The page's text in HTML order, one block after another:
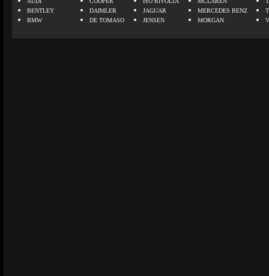
BENTLEY
BMW
DAIMLER
DE TOMASO
JAGUAR
JENSEN
MERCEDES BENZ
MORGAN